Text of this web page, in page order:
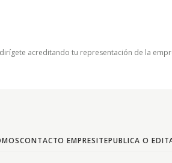
acreditando tu representación de la
CONTACTO EMPRESITEPUBLICA O